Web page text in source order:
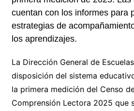
cuentan con los informes para
estrategias de
los aprendizajes.
La Dirección General de
disposición del sistema
la primera medición del Censo
Comprensión Lectora 2025 que